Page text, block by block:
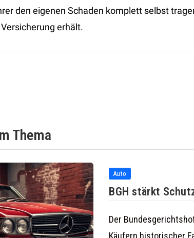
den eigenen Schaden komplett selbst
erhält.
Thema
Auto
BGH stärkt
Der
Käufern historischer